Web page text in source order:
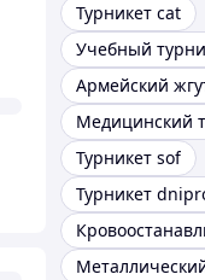
Турникет cat
Учебный
Турникет sof
Турникет